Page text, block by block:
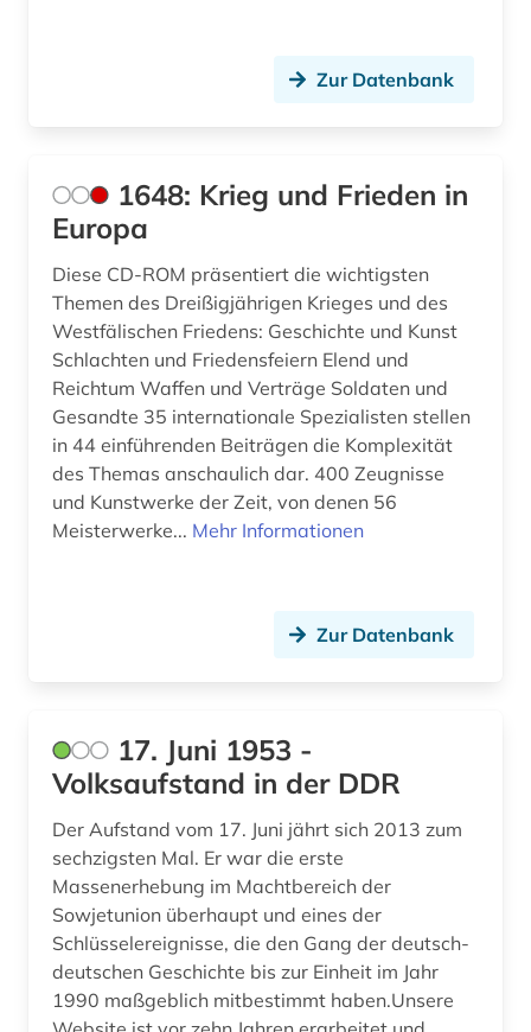
archivalien (5)
archive (1)
archivmaterial (1)
archivmaterialien (1)
archivprojekte (1)
archivwesen (4)
archäologie (26)
arisierung (1)
arktis (5)
armeezeitungen (1)
armenfürsorge (4)
armenien (2)
armenien (west) (1)
artefakte (1)
Zur Datenbank
1648: Krieg und Frieden in
Europa
Diese CD-ROM präsentiert die wichtigsten
Themen des Dreißigjährigen Krieges und des
Westfälischen Friedens: Geschichte und Kunst
Schlachten und Friedensfeiern Elend und
Reichtum Waffen und Verträge Soldaten und
Gesandte 35 internationale Spezialisten stellen
in 44 einführenden Beiträgen die Komplexität
des Themas anschaulich dar. 400 Zeugnisse
und Kunstwerke der Zeit, von denen 56
Meisterwerke... Mehr Informationen
Zur Datenbank
17. Juni 1953 -
Volksaufstand in der DDR
Der Aufstand vom 17. Juni jährt sich 2013 zum
sechzigsten Mal. Er war die erste
Massenerhebung im Machtbereich der
Sowjetunion überhaupt und eines der
Schlüsselereignisse, die den Gang der deutsch-
deutschen Geschichte bis zur Einheit im Jahr
1990 maßgeblich mitbestimmt haben.Unsere